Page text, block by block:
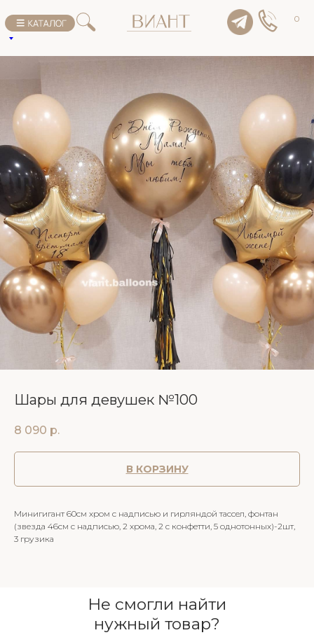
0
Шары для девушек №100
8 090 р.
В КОРЗИНУ
Минигигант 60см хром с надписью и гирляндой тассел, фонтан
(звезда 46см с надписью, 2 хрома, 2 с конфетти, 5 однотонных)-2шт,
3 грузика
Не смогли найти
нужный товар?